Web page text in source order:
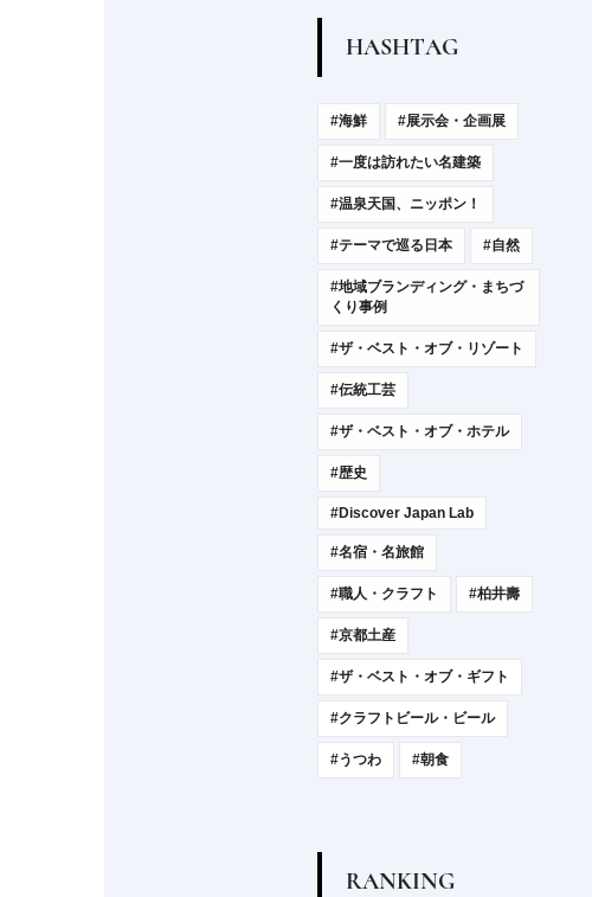
HASHTAG
#海鮮 #展示会・企画展
#一度は訪れたい名建築
#温泉天国、ニッポン！
#テーマで巡る日本 #自然
#地域ブランディング・まちづ
くり事例
#ザ・ベスト・オブ・リゾート
#伝統工芸
#ザ・ベスト・オブ・ホテル
#歴史
#Discover Japan Lab
#名宿・名旅館
#職人・クラフト #柏井壽
#京都土産
#ザ・ベスト・オブ・ギフト
#クラフトビール・ビール
#うつわ #朝食
RANKING